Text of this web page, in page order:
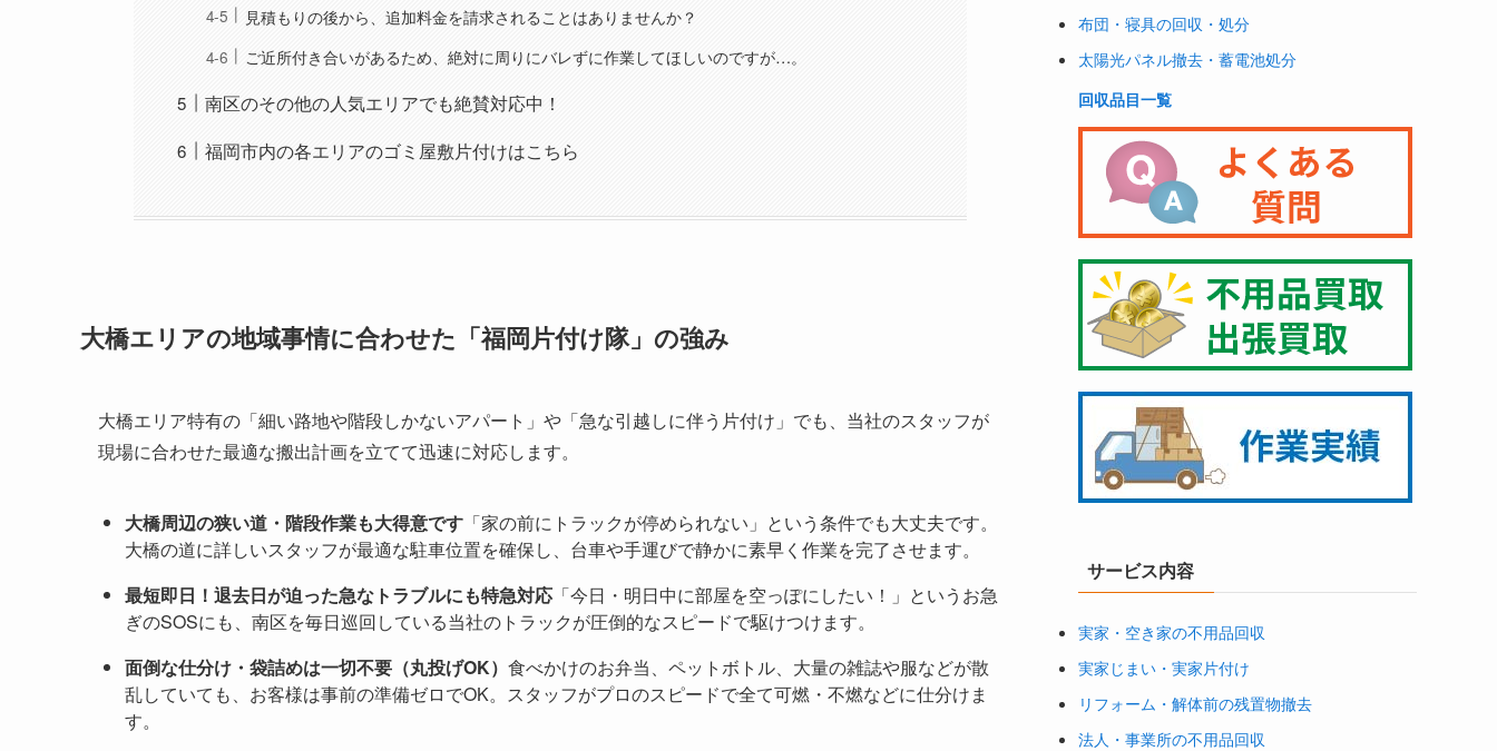
見積もりの後から、追加料金を請求されることはありませんか？
ご近所付き合いがあるため、絶対に周りにバレずに作業してほしいのですが…。
南区のその他の人気エリアでも絶賛対応中！
福岡市内の各エリアのゴミ屋敷片付けはこちら
大橋エリアの地域事情に合わせた「福岡片付け隊」の強み
大橋エリア特有の「細い路地や階段しかないアパート」や「急な引越しに伴う片付け」でも、当社のスタッフが
現場に合わせた最適な搬出計画を立てて迅速に対応します。
大橋周辺の狭い道・階段作業も大得意です 「家の前にトラックが停められない」という条件でも大丈夫です。
大橋の道に詳しいスタッフが最適な駐車位置を確保し、台車や手運びで静かに素早く作業を完了させます。
最短即日！退去日が迫った急なトラブルにも特急対応 「今日・明日中に部屋を空っぽにしたい！」というお急
ぎのSOSにも、南区を毎日巡回している当社のトラックが圧倒的なスピードで駆けつけます。
面倒な仕分け・袋詰めは一切不要（丸投げOK） 食べかけのお弁当、ペットボトル、大量の雑誌や服などが散
乱していても、お客様は事前の準備ゼロでOK。スタッフがプロのスピードで全て可燃・不燃などに仕分けま
す。
布団・寝具の回収・処分
太陽光パネル撤去・蓄電池処分
回収品目一覧
サービス内容
実家・空き家の不用品回収
実家じまい・実家片付け
リフォーム・解体前の残置物撤去
法人・事業所の不用品回収